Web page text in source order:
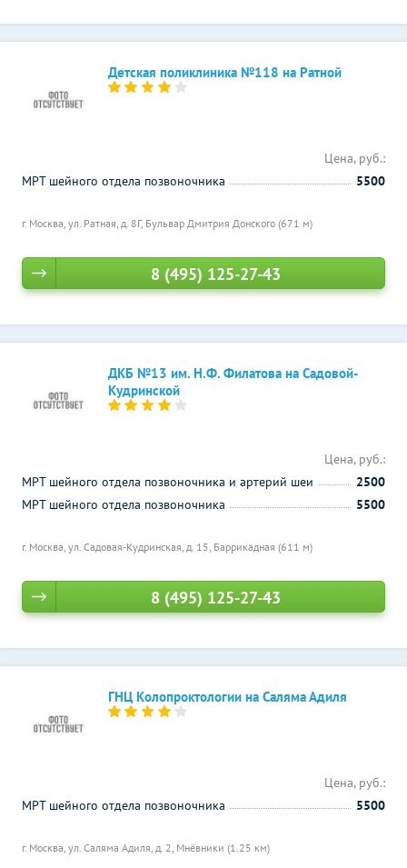
Детская поликлиника №118 на Ратной
г. Москва, ул. Ратная, д. 8Г, Бульвар Дмитрия Донского (671 м)
Цена, руб.:
МРТ шейного отдела позвоночника
5500
8 (495) 125-27-43
ДКБ №13 им. Н.Ф. Филатова на Садовой-
Кудринской
г. Москва, ул. Садовая-Кудринская, д. 15, Баррикадная (611 м)
Цена, руб.:
МРТ шейного отдела позвоночника и артерий шеи
2500
МРТ шейного отдела позвоночника
5500
8 (495) 125-27-43
ГНЦ Колопроктологии на Саляма Адиля
г. Москва, ул. Саляма Адиля, д. 2, Мнёвники (1.25 км)
Цена, руб.:
МРТ шейного отдела позвоночника
5500